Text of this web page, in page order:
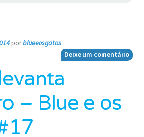
porblueeosgatos
Deixe um comentário
– Blue e os